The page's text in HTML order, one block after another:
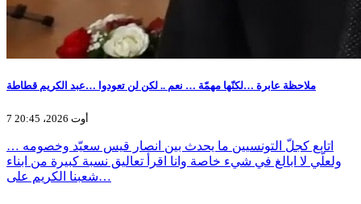
ملاحظة عابرة …لكنّها مهمّة … نعم .. لكن لن تعودوا …عبد الكريم قطاطة
7 أوت 2026، 20:45
اتابع كجلّ التونسيين ما يحدث بين انصار قيس سعيّد وخصومه …
ولعلّي لا ابالغ في شيء خاصة وانا اقرأ تعاليق نسبة كبيرة من ابناء
شعبنا الكريم على…